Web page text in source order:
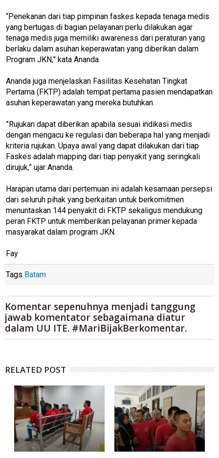
“Penekanan dari tiap pimpinan faskes kepada tenaga medis
yang bertugas di bagian pelayanan perlu dilakukan agar
tenaga medis juga memiliki awareness dari peraturan yang
berlaku dalam asuhan keperawatan yang diberikan dalam
Program JKN,” kata Ananda.
Ananda juga menjelaskan Fasilitas Kesehatan Tingkat
Pertama (FKTP) adalah tempat pertama pasien mendapatkan
asuhan keperawatan yang mereka butuhkan.
”Rujukan dapat diberikan apabila sesuai indikasi medis
dengan mengacu ke regulasi dan beberapa hal yang menjadi
kriteria rujukan. Upaya awal yang dapat dilakukan dari tiap
Faskes adalah mapping dari tiap penyakit yang seringkali
dirujuk,” ujar Ananda.
Harapan utama dari pertemuan ini adalah kesamaan persepsi
dari seluruh pihak yang berkaitan untuk berkomitmen
menuntaskan 144 penyakit di FKTP sekaligus mendukung
peran FKTP untuk memberikan pelayanan primer kepada
masyarakat dalam program JKN.
Fay
Tags Batam
Komentar sepenuhnya menjadi tanggung
jawab komentator sebagaimana diatur
dalam UU ITE. #MariBijakBerkomentar.
RELATED POST